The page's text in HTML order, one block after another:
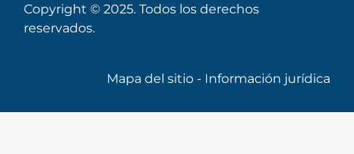
Copyright © 2025. Todos los derechos
reservados.
Mapa del sitio - Información jurídica